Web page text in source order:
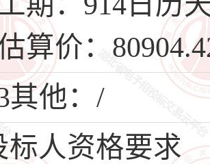
算价：
其他：/
标人资格要求